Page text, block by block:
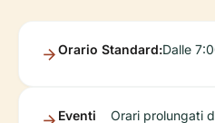
Orario Standard:Dalle
Eventi
Orari prolungati